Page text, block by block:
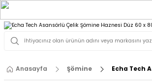
Anasayfa Şömine Echa Tech